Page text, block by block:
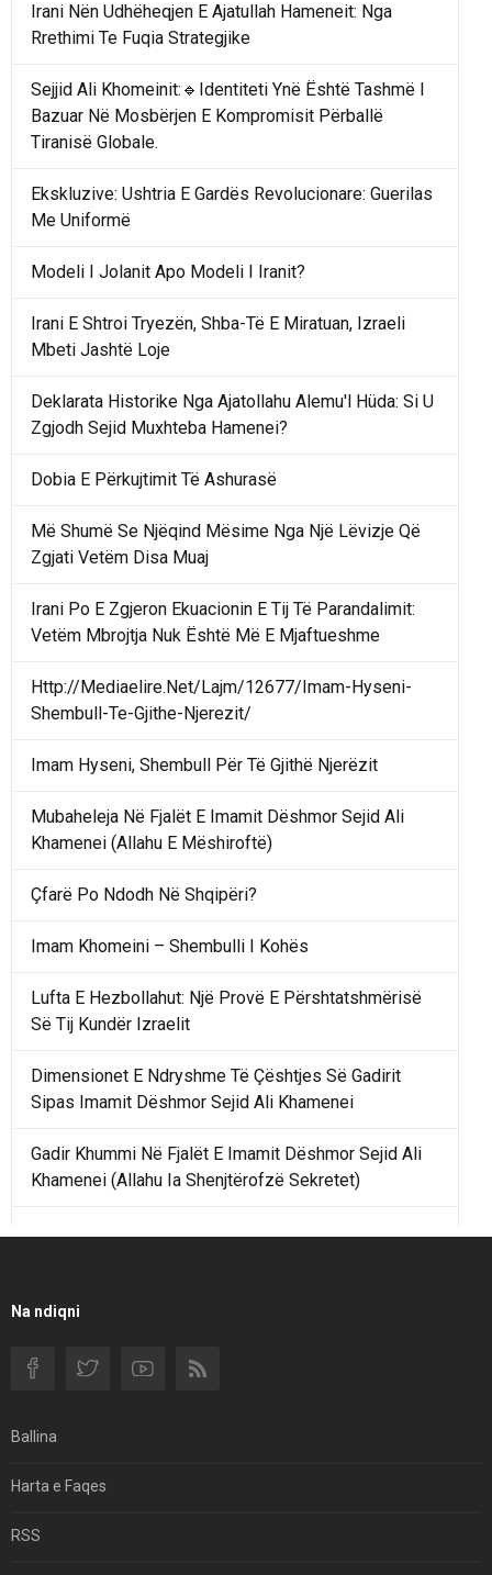
Irani Nën Udhëheqjen E Ajatullah Hameneit: Nga
Rrethimi Te Fuqia Strategjike
Sejjid Ali Khomeinit:🔹Identiteti Ynë Është Tashmë I
Bazuar Në Mosbërjen E Kompromisit Përballë
Tiranisë Globale.
Ekskluzive: Ushtria E Gardës Revolucionare: Guerilas
Me Uniformë
Modeli I Jolanit Apo Modeli I Iranit?
Irani E Shtroi Tryezën, Shba-Të E Miratuan, Izraeli
Mbeti Jashtë Loje
Deklarata Historike Nga Ajatollahu Alemu'l Hüda: Si U
Zgjodh Sejid Muxhteba Hamenei?
Dobia E Përkujtimit Të Ashurasë
Më Shumë Se Njëqind Mësime Nga Një Lëvizje Që
Zgjati Vetëm Disa Muaj
Irani Po E Zgjeron Ekuacionin E Tij Të Parandalimit:
Vetëm Mbrojtja Nuk Është Më E Mjaftueshme
Http://Mediaelire.Net/Lajm/12677/Imam-Hyseni-
Shembull-Te-Gjithe-Njerezit/
Imam Hyseni, Shembull Për Të Gjithë Njerëzit
Mubaheleja Në Fjalët E Imamit Dëshmor Sejid Ali
Khamenei (Allahu E Mëshiroftë)
Çfarë Po Ndodh Në Shqipëri?
Imam Khomeini – Shembulli I Kohës
Lufta E Hezbollahut: Një Provë E Përshtatshmërisë
Së Tij Kundër Izraelit
Dimensionet E Ndryshme Të Çështjes Së Gadirit
Sipas Imamit Dëshmor Sejid Ali Khamenei
Gadir Khummi Në Fjalët E Imamit Dëshmor Sejid Ali
Khamenei (Allahu Ia Shenjtërofzë Sekretet)
Një Rend Rajonal I Udhëhequr Nga Irani Kundrejt Një
Filmi I Shkurtër Iranian “Pasta Alfredo” Ka Udhëtuar
Na ndiqni
Ballina
Harta e Faqes
RSS